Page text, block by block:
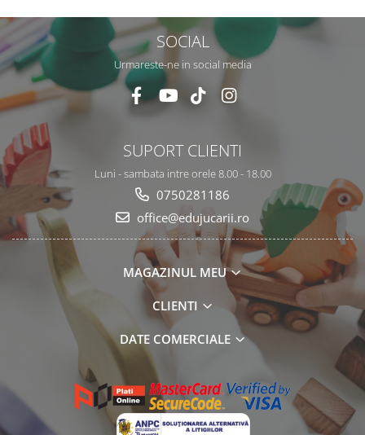
SOCIAL
Urmareste-ne in social media
SUPORT CLIENTI
Luni - sambata intre orele 8.00 - 18.00
0750281186
office@edujucarii.ro
MAGAZINUL MEU
CLIENTI
DATE COMERCIALE